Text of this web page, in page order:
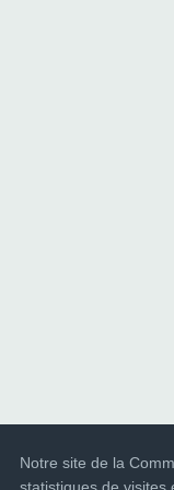
Notre site de la